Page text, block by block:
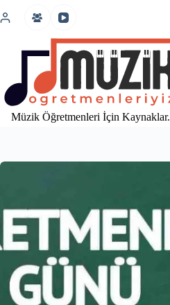
atla
Müzik Öğretmenleri İçin Kaynaklar.